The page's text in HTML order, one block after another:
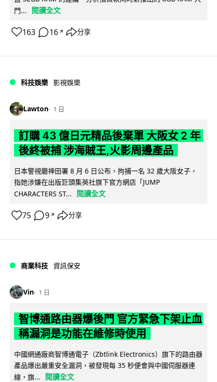
門...
閱讀全文
163 16 ↗ 分享
科技娛樂 影視娛樂
Lawton 1 日
訂購 43 億日元精品後棄單 大阪女 2 年
後終被捕 涉海賊王,火影周邊產品
日本警視廳神田署 8 月 6 日公布，拘捕一名 32 歲大阪女子，
指她涉嫌在出版巨頭集英社旗下官方網店「JUMP
CHARACTERS ST...
閱讀全文
75 9 ↗ 分享
商業科技 資訊保安
Vin 1 日
智博通路由器爆後門 官方緊急下架止血
稱漏洞是功能在維修時使用
中國網通廠商智博通電子（Zbtlink Electronics）旗下的路由器
產品爆出嚴重安全漏洞，被發現每 35 秒便會與中國伺服器連
線，旗...
閱讀全文